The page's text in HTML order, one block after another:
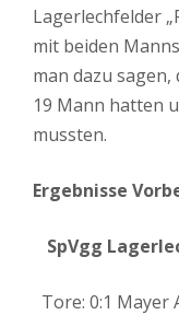
Lagerlechfelder
mit beiden
man dazu
19 Mann hatten
mussten.
Ergebnisse
SpVgg
Tore: 0:1 Mayer